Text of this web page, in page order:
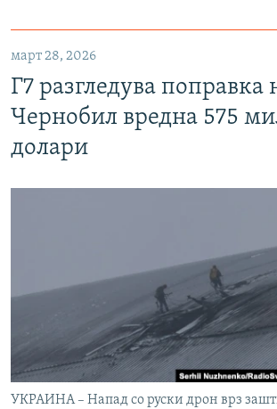
март 28, 2026
Г7 разгледува поправка
Чернобил вредна 575
долари
УКРАИНА – Напад со руски дрон врз